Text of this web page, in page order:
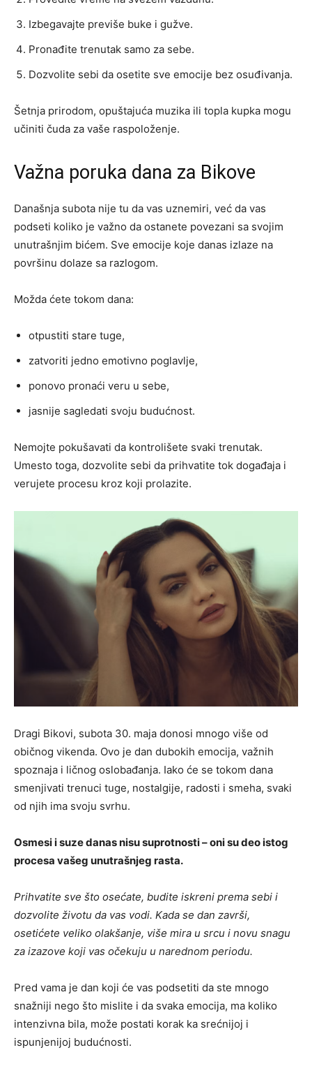
Izbegavajte previše buke i gužve.
Pronađite trenutak samo za sebe.
Dozvolite sebi da osetite sve emocije bez osuđivanja.
Šetnja prirodom, opuštajuća muzika ili topla kupka mogu
učiniti čuda za vaše raspoloženje.
Važna poruka dana za Bikove
Današnja subota nije tu da vas uznemiri, već da vas
podseti koliko je važno da ostanete povezani sa svojim
unutrašnjim bićem. Sve emocije koje danas izlaze na
površinu dolaze sa razlogom.
Možda ćete tokom dana:
otpustiti stare tuge,
zatvoriti jedno emotivno poglavlje,
ponovo pronaći veru u sebe,
jasnije sagledati svoju budućnost.
Nemojte pokušavati da kontrolišete svaki trenutak.
Umesto toga, dozvolite sebi da prihvatite tok događaja i
verujete procesu kroz koji prolazite.
Dragi Bikovi, subota 30. maja donosi mnogo više od
običnog vikenda. Ovo je dan dubokih emocija, važnih
spoznaja i ličnog oslobađanja. Iako će se tokom dana
smenjivati trenuci tuge, nostalgije, radosti i smeha, svaki
od njih ima svoju svrhu.
Osmesi i suze danas nisu suprotnosti – oni su deo istog
procesa vašeg unutrašnjeg rasta.
Prihvatite sve što osećate, budite iskreni prema sebi i
dozvolite životu da vas vodi. Kada se dan završi,
osetićete veliko olakšanje, više mira u srcu i novu snagu
za izazove koji vas očekuju u narednom periodu.
Pred vama je dan koji će vas podsetiti da ste mnogo
snažniji nego što mislite i da svaka emocija, ma koliko
intenzivna bila, može postati korak ka srećnijoj i
ispunjenijoj budućnosti.